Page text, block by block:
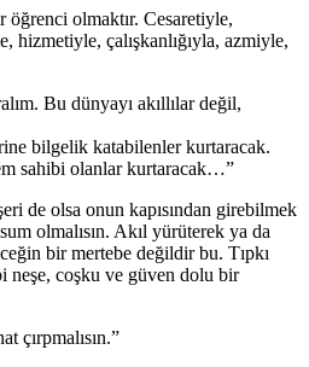
olmaktır. Cesaretiyle,
hizmetiyle, çalışkanlığıyla, azmiyle,
Bu dünyayı akıllılar değil,
bilgelik katabilenler kurtaracak.
sahibi olanlar kurtaracak…”
de olsa onun kapısından girebilmek
olmalısın. Akıl yürüterek ya da
bir mertebe değildir bu. Tıpkı
coşku ve güven dolu bir
çırpmalısın.”